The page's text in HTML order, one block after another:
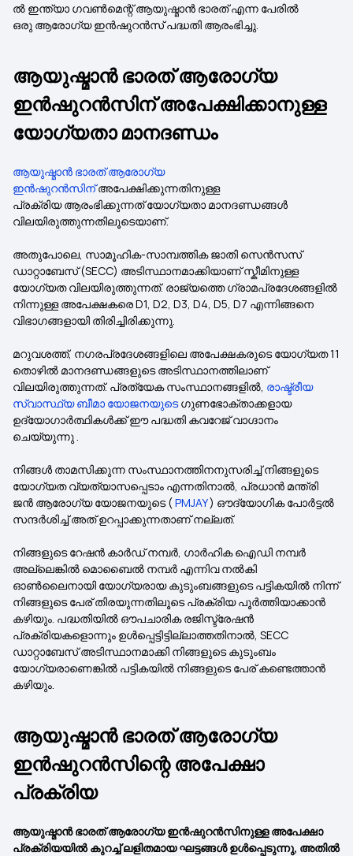
ൽ ഇന്ത്യാ ഗവൺമെന്റ് ആയുഷ്മാൻ ഭാരത് എന്ന പേരിൽ
ഒരു ആരോഗ്യ ഇൻഷുറൻസ് പദ്ധതി ആരംഭിച്ചു.
ആയുഷ്മാൻ ഭാരത് ആരോഗ്യ
ഇൻഷുറൻസിന് അപേക്ഷിക്കാനുള്ള
യോഗ്യതാ മാനദണ്ഡം
ആയുഷ്മാൻ ഭാരത് ആരോഗ്യ
ഇൻഷുറൻസിന്അപേക്ഷിക്കുന്നതിനുള്ള
പ്രക്രിയ ആരംഭിക്കുന്നത് യോഗ്യതാ മാനദണ്ഡങ്ങൾ
വിലയിരുത്തുന്നതിലൂടെയാണ്.
അതുപോലെ, സാമൂഹിക-സാമ്പത്തിക ജാതി സെൻസസ്
ഡാറ്റാബേസ് (SECC) അടിസ്ഥാനമാക്കിയാണ് സ്കീമിനുള്ള
യോഗ്യത വിലയിരുത്തുന്നത്. രാജ്യത്തെ ഗ്രാമപ്രദേശങ്ങളിൽ
നിന്നുള്ള അപേക്ഷകരെ D1, D2, D3, D4, D5, D7 എന്നിങ്ങനെ
വിഭാഗങ്ങളായി തിരിച്ചിരിക്കുന്നു.
മറുവശത്ത്, നഗരപ്രദേശങ്ങളിലെ അപേക്ഷകരുടെ യോഗ്യത 11
തൊഴിൽ മാനദണ്ഡങ്ങളുടെ അടിസ്ഥാനത്തിലാണ്
വിലയിരുത്തുന്നത്. പ്രത്യേക സംസ്ഥാനങ്ങളിൽ, രാഷ്ട്രീയ
സ്വാസ്ഥ്യ ബീമാ യോജനയുടെഗുണഭോക്താക്കളായ
ഉദ്യോഗാർത്ഥികൾക്ക് ഈ പദ്ധതി കവറേജ് വാഗ്ദാനം
ചെയ്യുന്നു .
നിങ്ങൾ താമസിക്കുന്ന സംസ്ഥാനത്തിനനുസരിച്ച് നിങ്ങളുടെ
യോഗ്യത വ്യത്യാസപ്പെടാം എന്നതിനാൽ, പ്രധാൻ മന്ത്രി
ജൻ ആരോഗ്യ യോജനയുടെ (PMJAY) ഔദ്യോഗിക പോർട്ടൽ
സന്ദർശിച്ച് അത് ഉറപ്പാക്കുന്നതാണ് നല്ലത്.
നിങ്ങളുടെ റേഷൻ കാർഡ് നമ്പർ, ഗാർഹിക ഐഡി നമ്പർ
അല്ലെങ്കിൽ മൊബൈൽ നമ്പർ എന്നിവ നൽകി
ഓൺലൈനായി യോഗ്യരായ കുടുംബങ്ങളുടെ പട്ടികയിൽ നിന്ന്
നിങ്ങളുടെ പേര് തിരയുന്നതിലൂടെ പ്രക്രിയ പൂർത്തിയാക്കാൻ
കഴിയും. പദ്ധതിയിൽ ഔപചാരിക രജിസ്ട്രേഷൻ
പ്രക്രിയകളൊന്നും ഉൾപ്പെട്ടിട്ടില്ലാത്തതിനാൽ, SECC
ഡാറ്റാബേസ് അടിസ്ഥാനമാക്കി നിങ്ങളുടെ കുടുംബം
യോഗ്യരാണെങ്കിൽ പട്ടികയിൽ നിങ്ങളുടെ പേര് കണ്ടെത്താൻ
കഴിയും.
ആയുഷ്മാൻ ഭാരത് ആരോഗ്യ
ഇൻഷുറൻസിന്റെ അപേക്ഷാ
പ്രക്രിയ
ആയുഷ്മാൻ ഭാരത് ആരോഗ്യ ഇൻഷുറൻസിനുള്ള അപേക്ഷാ
പ്രക്രിയയിൽ കുറച്ച് ലളിതമായ ഘട്ടങ്ങൾ ഉൾപ്പെടുന്നു, അതിൽ